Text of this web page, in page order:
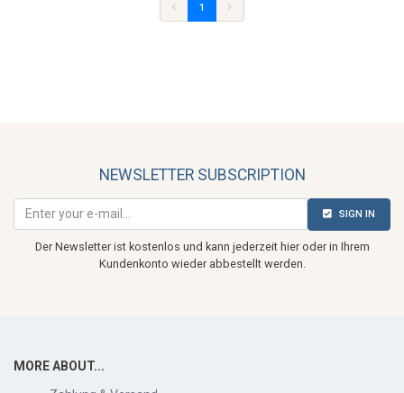
1
NEWSLETTER SUBSCRIPTION
SIGN IN
Der Newsletter ist kostenlos und kann jederzeit hier oder in Ihrem
Kundenkonto wieder abbestellt werden.
MORE ABOUT...